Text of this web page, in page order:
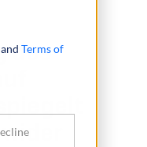
Terms of
des